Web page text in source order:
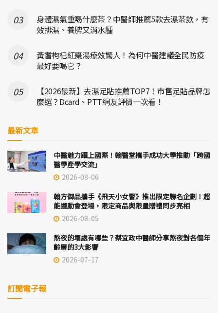
身體濕氣重喝什麼茶？中醫師推薦5款去濕茶飲，有
效排濕、養脾又消水腫
黃耆枸杞紅棗湯療效驚人！為何中醫建議全民防疫
最好要喝它？
【2026最新】去濕足貼推薦TOP7！市售足貼品牌怎
麼選？Dcard、PTT網友評價一次看！
最新文章
中醫魅力躍上國際！翰醫堂攜手成功大學推動「跨國
醫學產學交流」
2026-08-06
翰方御品攜手《飛天小女警》推出限定聯名企劃！超
能運動會登場，限定商品與限量贈禮同步亮相
2026-08-05
熬夜的壞處有哪些？蔡宜政中醫師分享熬夜對各個年
齡層的3大影響
2026-07-17
訂閱電子報